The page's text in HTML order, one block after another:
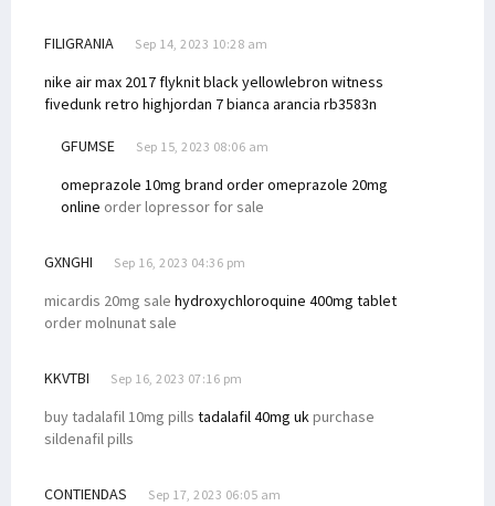
FILIGRANIA Sep 14, 2023 10:28 am
nike air max 2017 flyknit black yellowlebron witness
fivedunk retro highjordan 7 bianca arancia rb3583n
GFUMSE Sep 15, 2023 08:06 am
omeprazole 10mg brand order omeprazole 20mg
online order lopressor for sale
GXNGHI Sep 16, 2023 04:36 pm
micardis 20mg sale hydroxychloroquine 400mg tablet
order molnunat sale
KKVTBI Sep 16, 2023 07:16 pm
buy tadalafil 10mg pills tadalafil 40mg ukpurchase
sildenafil pills
CONTIENDAS Sep 17, 2023 06:05 am